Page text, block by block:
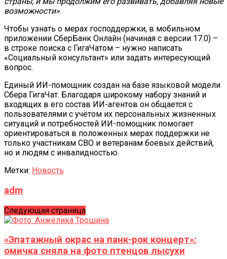
возможности».
Чтобы узнать о мерах господдержки, в мобильном
приложении СберБанк Онлайн (начиная с версии 17.0) –
в строке поиска с ГигаЧатом – нужно написать
«Социальный консультант» или задать интересующий
вопрос.
Единый ИИ-помощник создан на базе языковой модели
Сбера ГигаЧат. Благодаря широкому набору знаний и
входящих в его состав ИИ-агентов он общается с
пользователями с учётом их персональных жизненных
ситуаций и потребностей ИИ-помощник помогает
ориентироваться в положенных мерах поддержки не
только участникам СВО и ветеранам боевых действий,
но и людям с инвалидностью.
Метки: Новость
adm
Следующая страница
«Эпатажный окрас на панк-рок концерт»:
омичка сняла на фото птенцов лысухи